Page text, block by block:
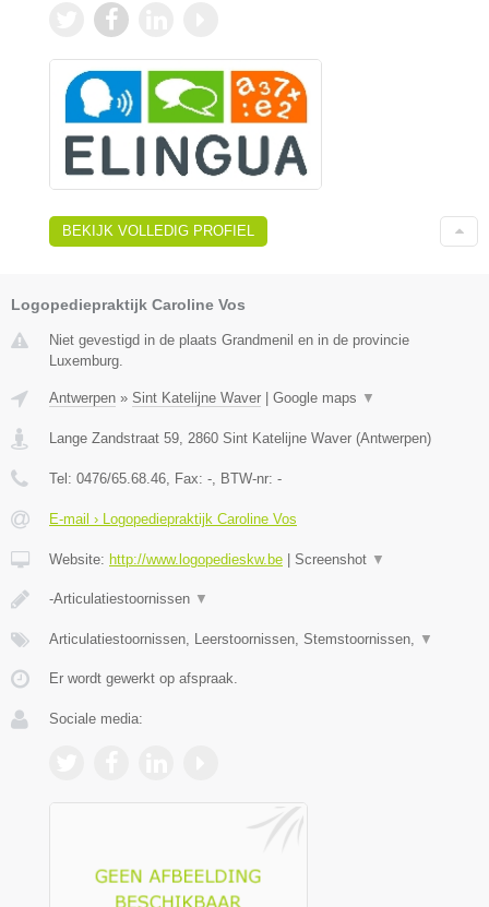
BEKIJK VOLLEDIG PROFIEL
Logopediepraktijk Caroline Vos
Niet gevestigd in de plaats Grandmenil en in de provincie
Luxemburg.
Antwerpen » Sint Katelijne Waver Google maps ▼
Lange Zandstraat 59, 2860 Sint Katelijne Waver (Antwerpen)
Tel: 0476/65.68.46, Fax: -, BTW-nr: -
E-mail › Logopediepraktijk Caroline Vos
Website: http://www.logopedieskw.be Screenshot ▼
-Articulatiestoornissen ▼
Articulatiestoornissen, Leerstoornissen, Stemstoornissen, ▼
Er wordt gewerkt op afspraak.
Sociale media: